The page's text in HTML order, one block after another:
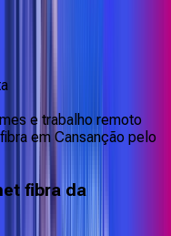
e trabalho remoto
em Cansanção pelo
fibra da